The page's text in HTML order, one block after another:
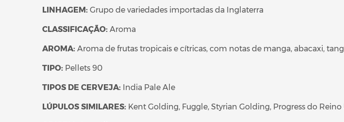
LINHAGEM: Grupo de variedades importadas da Inglaterra
CLASSIFICAÇÃO: Aroma
AROMA: Aroma de frutas tropicais e cítricas, com notas de manga, abacaxi,
TIPO: Pellets 90
TIPOS DE CERVEJA: India Pale Ale
LÚPULOS SIMILARES: Kent Golding, Fuggle, Styrian Golding, Progress do